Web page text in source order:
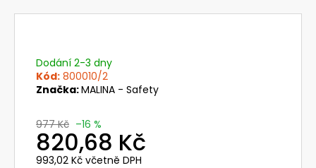
Dodání 2-3 dny
Kód: 800010/2
Značka:MALINA - Safety
977 Kč –16 %
820,68 Kč
993,02 Kč včetně DPH
HLEDAT